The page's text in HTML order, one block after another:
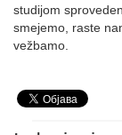
studijom
smejemo, raste
vežbamo.